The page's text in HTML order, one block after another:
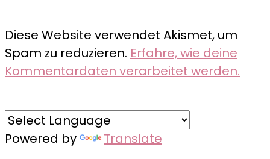
Diese Website verwendet Akismet, um
Spam zu reduzieren. Erfahre, wie deine
Kommentardaten verarbeitet werden.
Powered by Translate